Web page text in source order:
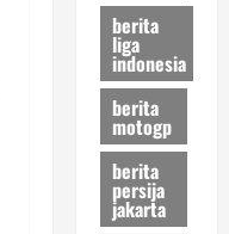
berita
liga
indonesia
berita
motogp
berita
persija
jakarta